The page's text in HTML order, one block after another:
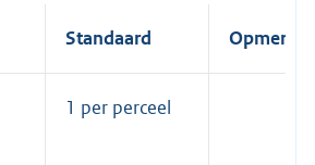
Standaard
1 per perceel